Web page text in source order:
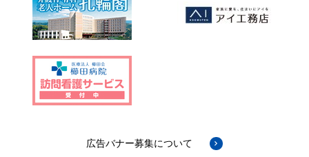
広告バナー募集について